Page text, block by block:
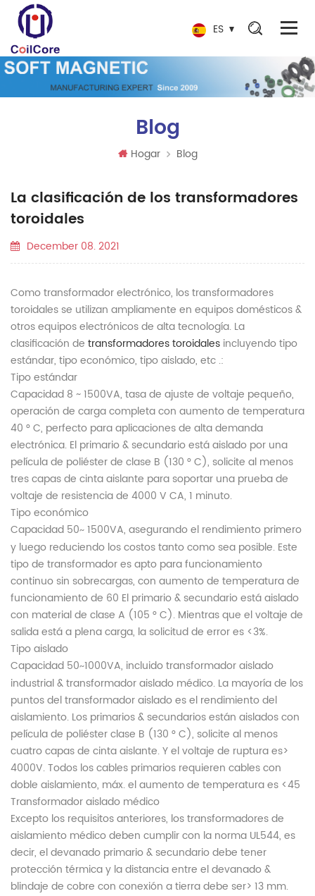
ES
Blog
Hogar Blog
La clasificación de los transformadores
toroidales
December 08. 2021
Como transformador electrónico, los transformadores
toroidales se utilizan ampliamente en equipos domésticos &
otros equipos electrónicos de alta tecnología. La
clasificación de transformadores toroidales incluyendo tipo
estándar, tipo económico, tipo aislado, etc .:
Tipo estándar
Capacidad 8 ~ 1500VA, tasa de ajuste de voltaje pequeño,
operación de carga completa con aumento de temperatura
40 ° C, perfecto para aplicaciones de alta demanda
electrónica. El primario & secundario está aislado por una
película de poliéster de clase B (130 ° C), solicite al menos
tres capas de cinta aislante para soportar una prueba de
voltaje de resistencia de 4000 V CA, 1 minuto.
Tipo económico
Capacidad 50~ 1500VA, asegurando el rendimiento primero
y luego reduciendo los costos tanto como sea posible. Este
tipo de transformador es apto para funcionamiento
continuo sin sobrecargas, con aumento de temperatura de
funcionamiento de 60 El primario & secundario está aislado
con material de clase A (105 ° C). Mientras que el voltaje de
salida está a plena carga, la solicitud de error es <3%.
Tipo aislado
Capacidad 50~1000VA, incluido transformador aislado
industrial & transformador aislado médico. La mayoría de los
puntos del transformador aislado es el rendimiento del
aislamiento. Los primarios & secundarios están aislados con
película de poliéster clase B (130 ° C), solicite al menos
cuatro capas de cinta aislante. Y el voltaje de ruptura es>
4000V. Todos los cables primarios requieren cables con
doble aislamiento, máx. el aumento de temperatura es <45
Transformador aislado médico
Excepto los requisitos anteriores, los transformadores de
aislamiento médico deben cumplir con la norma UL544, es
decir, el devanado primario & secundario debe tener
protección térmica y la distancia entre el devanado &
blindaje de cobre con conexión a tierra debe ser> 13 mm.